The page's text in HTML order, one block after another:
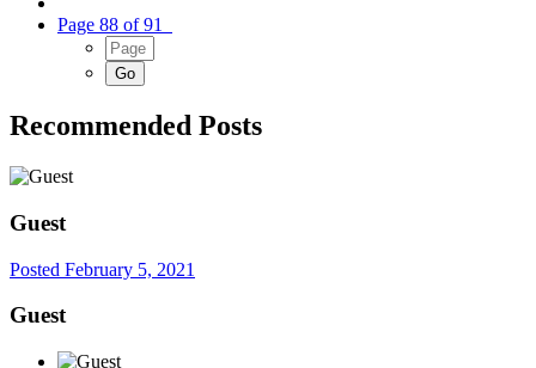
Page 88 of 91
Recommended Posts
Guest
Posted February 5, 2021
Guest